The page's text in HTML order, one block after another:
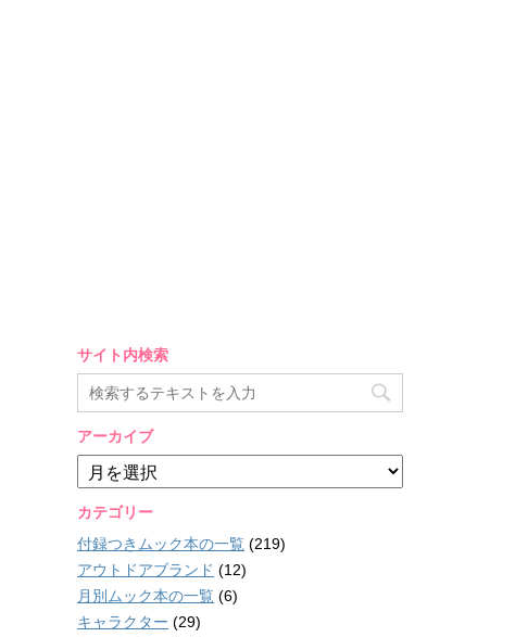
サイト内検索
アーカイブ
ア
ー
カ
ブ
カテゴリー
付録つきムック本の一覧 (219)
アウトドアブランド (12)
月別ムック本の一覧 (6)
キャラクター (29)